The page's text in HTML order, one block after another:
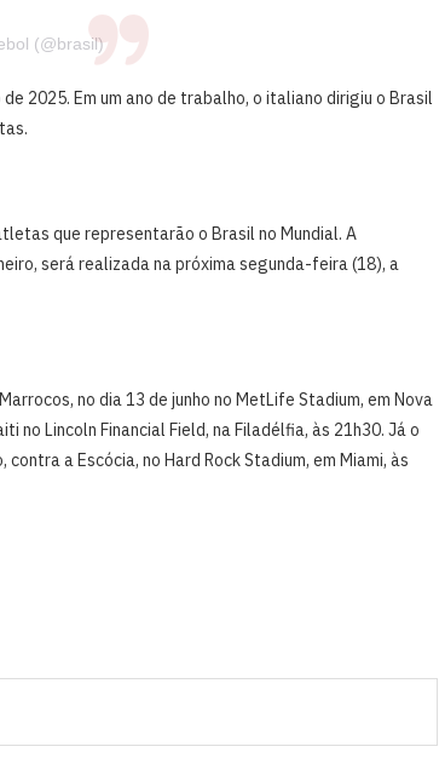
(@brasil)
2025. Em um ano de trabalho, o italiano dirigiu o Brasil
que representarão o Brasil no Mundial. A
será realizada na próxima segunda-feira (18), a
no dia 13 de junho no MetLife Stadium, em Nova
no Lincoln Financial Field, na Filadélfia, às 21h30. Já o
a Escócia, no Hard Rock Stadium, em Miami, às